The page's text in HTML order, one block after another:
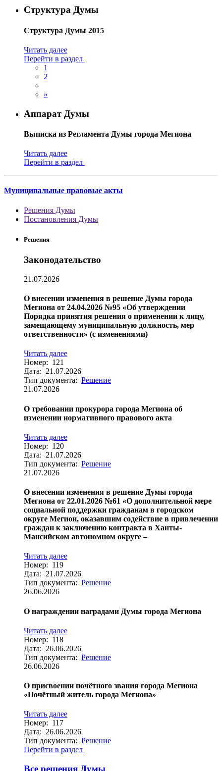
Структура Думы
Структура Думы 2015
Читать далее
Перейти в раздел
1
2
»
Аппарат Думы
Выписка из Регламента Думы города Мегиона
Читать далее
Перейти в раздел
Муниципальные правовые акты
Решения Думы
Постановления Думы
Решения
Законодательство
21.07.2026
О внесении изменения в решение Думы города
Мегиона от 24.04.2026 №95 «Об утверждении
Порядка принятия решения о применении к лицу,
замещающему муниципальную должность, мер
ответственности» (с изменениями)
Читать далее
Номер: 121
Дата: 21.07.2026
Тип документа: Решение
21.07.2026
О требовании прокурора города Мегиона об
изменении нормативного правового акта
Читать далее
Номер: 120
Дата: 21.07.2026
Тип документа: Решение
21.07.2026
О внесении изменения в решение Думы города
Мегиона от 22.01.2026 №61 «О дополнительной мере
социальной поддержки гражданам в городском
округе Мегион, оказавшим содействие в привлечении
граждан к заключению контракта в Ханты-
Мансийском автономном округе –
Читать далее
Номер: 119
Дата: 21.07.2026
Тип документа: Решение
26.06.2026
О награждении наградами Думы города Мегиона
Читать далее
Номер: 118
Дата: 26.06.2026
Тип документа: Решение
26.06.2026
О присвоении почётного звания города Мегиона
«Почётный житель города Мегиона»
Читать далее
Номер: 117
Дата: 26.06.2026
Тип документа: Решение
Перейти в раздел
Все решения Думы